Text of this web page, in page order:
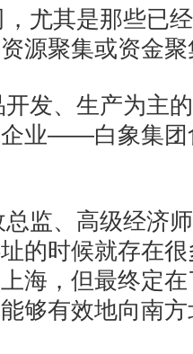
尤其是那些已
源聚集或资金
发、生产为主
业——白象集团
监、高级经济
的时候就存在
海，但最终定
够有效地向南